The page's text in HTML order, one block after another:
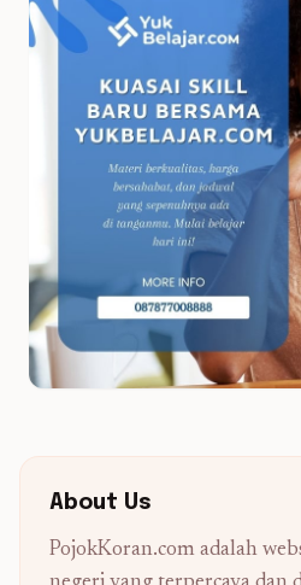
About Us
PojokKoran.com adalah